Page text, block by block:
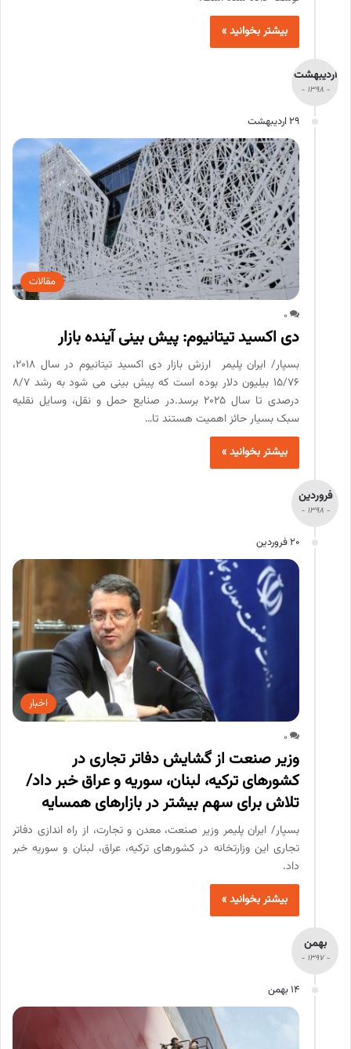
بیشتر بخوانید »
اردیبهشت
- 1398 -
29 اردیبهشت
مقالات
0
دی ­اکسید تیتانیوم: پیش­ بینی آینده بازار
بسپار/ ایران پلیمر ارزش بازار دی ­اکسید تیتانیوم در سال 2018،
15/76 بیلیون دلار بوده است که پیش ­بینی می ­شود به رشد 8/7
درصدی تا سال 2025 برسد.در صنایع حمل و نقل، وسایل نقلیه
سبک بسیار حائز اهمیت هستند تا…
بیشتر بخوانید »
فروردین
- 1398 -
20 فروردین
اخبار
0
وزیر صنعت از گشایش دفاتر تجاری در
کشورهای ترکیه، لبنان، سوریه و عراق خبر داد/
تلاش برای سهم بیشتر در بازارهای همسایه
بسپار/ ایران پلیمر وزیر صنعت، معدن و تجارت، از راه اندازی دفاتر
تجاری این وزارتخانه در کشورهای ترکیه، عراق، لبنان و سوریه خبر
داد.
بیشتر بخوانید »
بهمن
- 1397 -
14 بهمن